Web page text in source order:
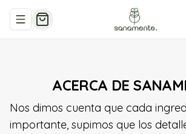
Abrir menu de navegación
ACERCA DE
Nos dimos cuenta que cada
importante, supimos que los